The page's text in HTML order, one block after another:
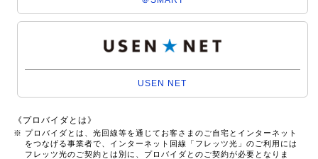
USEN NET
《プロバイダとは》
※ プロバイダとは、光回線等を通じてお客さまのご自宅とインターネット
をつなげる事業者で、インターネット回線「フレッツ光」のご利用には
フレッツ光のご契約とは別に、プロバイダとのご契約が必要となりま